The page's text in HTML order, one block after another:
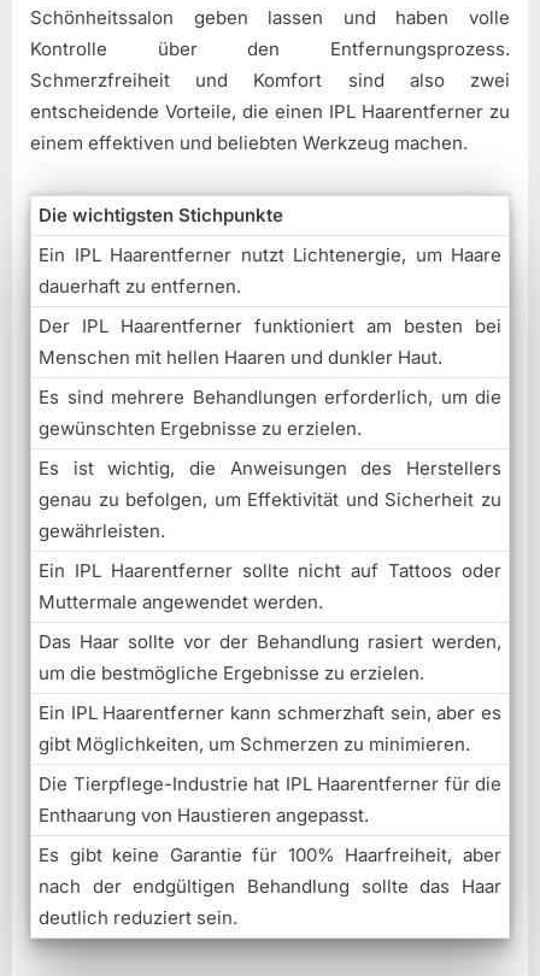
Schönheitssalon geben lassen und haben volle
Kontrolle über den Entfernungsprozess.
Schmerzfreiheit und Komfort sind also zwei
entscheidende Vorteile, die einen IPL Haarentferner zu
einem effektiven und beliebten Werkzeug machen.
Die wichtigsten Stichpunkte
Ein IPL Haarentferner nutzt Lichtenergie, um Haare
dauerhaft zu entfernen.
Der IPL Haarentferner funktioniert am besten bei
Menschen mit hellen Haaren und dunkler Haut.
Es sind mehrere Behandlungen erforderlich, um die
gewünschten Ergebnisse zu erzielen.
Es ist wichtig, die Anweisungen des Herstellers
genau zu befolgen, um Effektivität und Sicherheit zu
gewährleisten.
Ein IPL Haarentferner sollte nicht auf Tattoos oder
Muttermale angewendet werden.
Das Haar sollte vor der Behandlung rasiert werden,
um die bestmögliche Ergebnisse zu erzielen.
Ein IPL Haarentferner kann schmerzhaft sein, aber es
gibt Möglichkeiten, um Schmerzen zu minimieren.
Die Tierpflege-Industrie hat IPL Haarentferner für die
Enthaarung von Haustieren angepasst.
Es gibt keine Garantie für 100% Haarfreiheit, aber
nach der endgültigen Behandlung sollte das Haar
deutlich reduziert sein.